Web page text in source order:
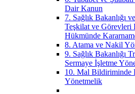
Dair Kanun
7. Sağlık Bakanlığı
Teşkilat ve Görevleri
Hükmünde
8. Atama ve Nakil
9. Sağlık Bakanlığı
Sermaye İşletme
10. Mal Bildiriminde
Yönetmelik